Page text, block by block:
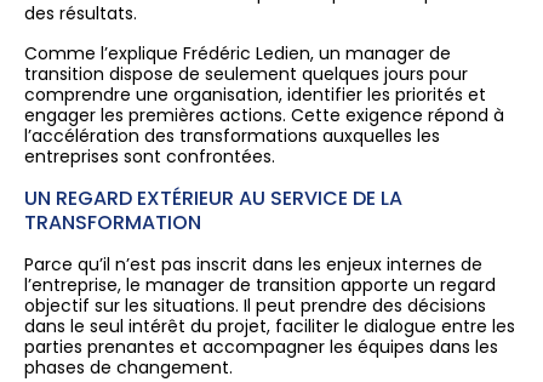
des résultats.
Comme l’explique Frédéric Ledien, un manager de
transition dispose de seulement quelques jours pour
comprendre une organisation, identifier les priorités et
engager les premières actions. Cette exigence répond à
l’accélération des transformations auxquelles les
entreprises sont confrontées.
UN REGARD EXTÉRIEUR AU SERVICE DE LA
TRANSFORMATION
Parce qu’il n’est pas inscrit dans les enjeux internes de
l’entreprise, le manager de transition apporte un regard
objectif sur les situations. Il peut prendre des décisions
dans le seul intérêt du projet, faciliter le dialogue entre les
parties prenantes et accompagner les équipes dans les
phases de changement.